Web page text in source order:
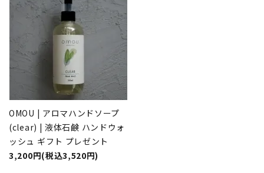
OMOU | アロマハンドソープ
(clear) | 液体石鹸 ハンドウォ
ッシュ ギフト プレゼント
3,200円(税込3,520円)